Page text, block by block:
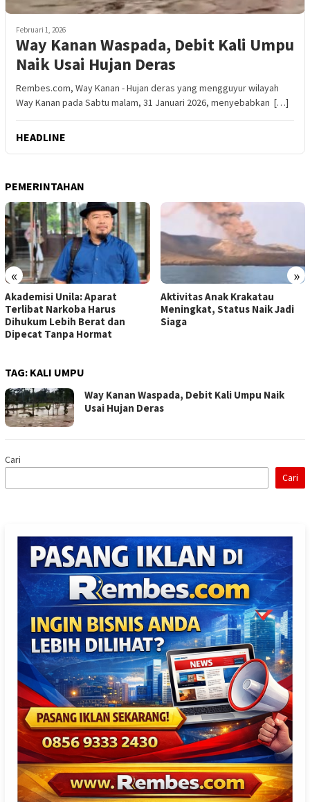
Februari 1, 2026
Way Kanan Waspada, Debit Kali Umpu
Naik Usai Hujan Deras
Rembes.com, Way Kanan - Hujan deras yang mengguyur wilayah
Way Kanan pada Sabtu malam, 31 Januari 2026, menyebabkan […]
HEADLINE
PEMERINTAHAN
« »
Akademisi Unila: Aparat
Terlibat Narkoba Harus
Dihukum Lebih Berat dan
Dipecat Tanpa Hormat
Aktivitas Anak Krakatau
Meningkat, Status Naik Jadi
Siaga
TAG: KALI UMPU
Way Kanan Waspada, Debit Kali Umpu Naik
Usai Hujan Deras
Cari
Cari